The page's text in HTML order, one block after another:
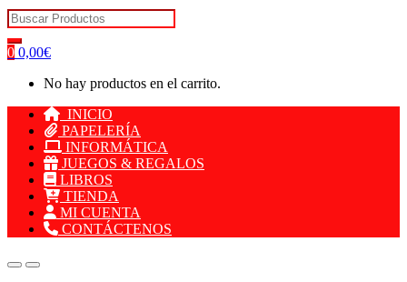
Search for:
0 0,00€
No hay productos en el carrito.
INICIO
PAPELERÍA
INFORMÁTICA
JUEGOS & REGALOS
LIBROS
TIENDA
MI CUENTA
CONTÁCTENOS